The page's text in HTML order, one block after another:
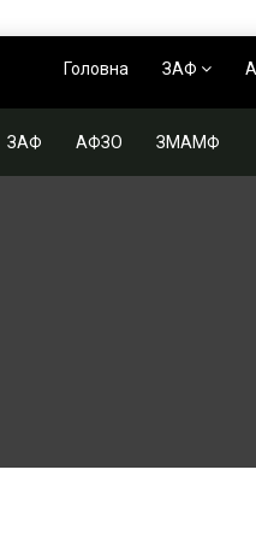
Головна ЗАФ
ЗАФ АФЗО ЗМАМФ